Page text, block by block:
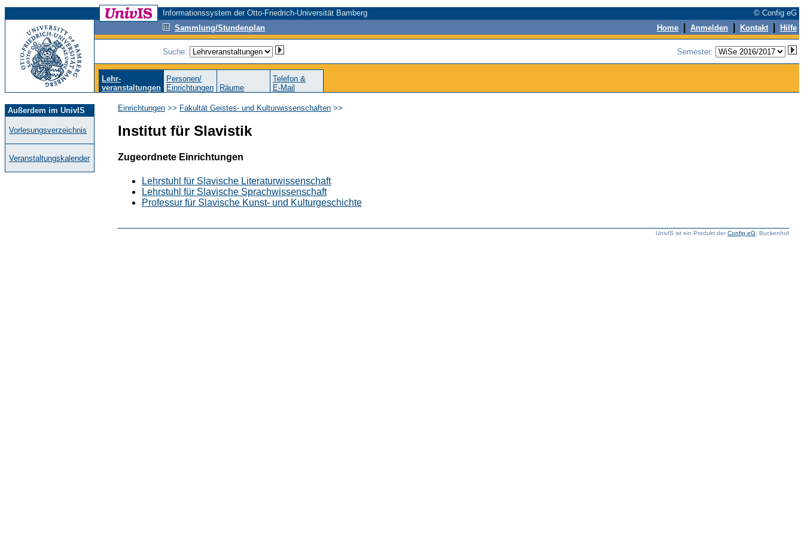
Informationssystem der Otto-Friedrich-Universität Bamberg
© Config eG
Sammlung/Stundenplan
Home Anmelden Kontakt Hilfe
Suche: Semester:
Lehr-
veranstaltungen
Personen/
Einrichtungen
Räume
Telefon &
E-Mail
Außerdem im UnivIS
Vorlesungsverzeichnis
Veranstaltungskalender
Einrichtungen >> Fakultät Geistes- und Kulturwissenschaften >>
Institut für Slavistik
Zugeordnete Einrichtungen
Lehrstuhl für Slavische Literaturwissenschaft
Lehrstuhl für Slavische Sprachwissenschaft
Professur für Slavische Kunst- und Kulturgeschichte
UnivIS ist ein Produkt derConfig eG , Buckenhof